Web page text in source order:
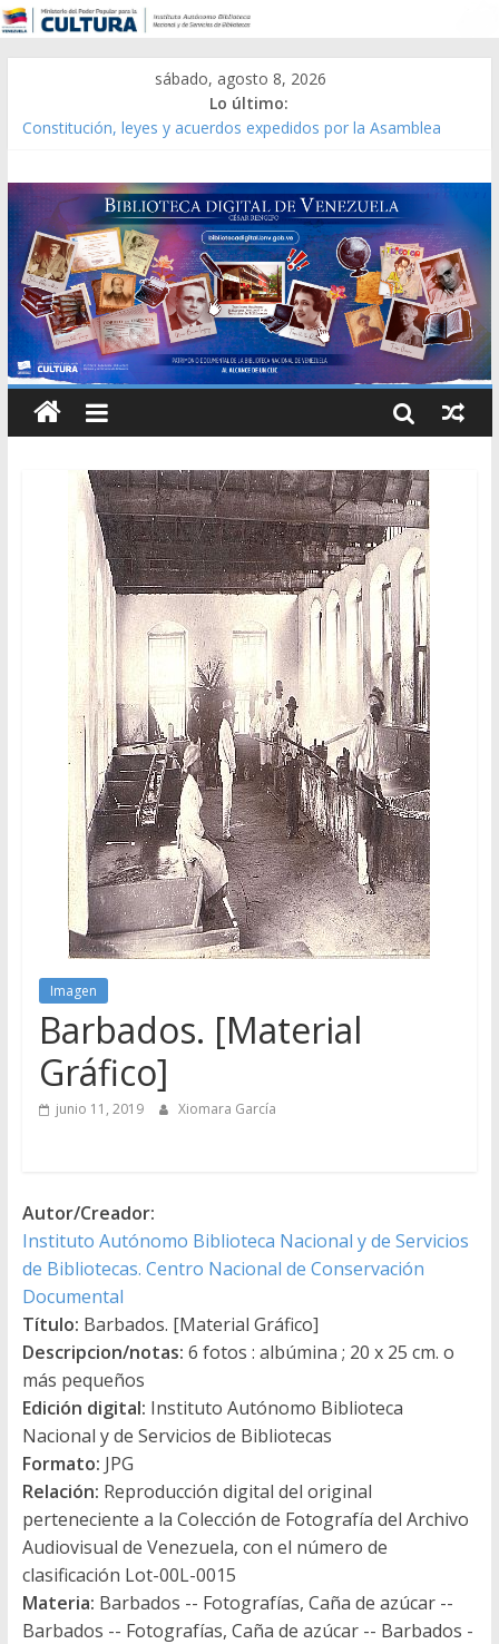
sábado, agosto 8, 2026
Lo último:
Constitución, leyes y acuerdos expedidos por la Asamblea
Modesta Bor Sánchez [material gráfico]
Gaceta Oficial de la República de Venezuela año CXXXIII Mes V,
Caracas 09 de marzo de 2006 N° 38.394
Catálogo temático de obras de Modesta Bor
Imagen
Barbados. [Material
Gráfico]
junio 11, 2019 Xiomara García
Autor/Creador:
Instituto Autónomo Biblioteca Nacional y de Servicios
de Bibliotecas. Centro Nacional de Conservación
Documental
Título: Barbados. [Material Gráfico]
Descripcion/notas: 6 fotos : albúmina ; 20 x 25 cm. o
más pequeños
Edición digital: Instituto Autónomo Biblioteca
Nacional y de Servicios de Bibliotecas
Formato: JPG
Relación: Reproducción digital del original
perteneciente a la Colección de Fotografía del Archivo
Audiovisual de Venezuela, con el número de
clasificación Lot-00L-0015
Materia: Barbados -- Fotografías, Caña de azúcar --
Barbados -- Fotografías, Caña de azúcar -- Barbados -